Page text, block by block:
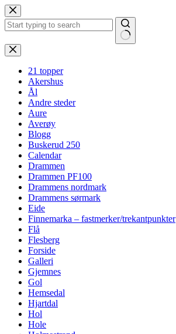
Hopp
til
innholdet
Ingen
resultater
21 topper
Akershus
Ål
Andre steder
Aure
Averøy
Blogg
Buskerud 250
Calendar
Drammen
Drammen PF100
Drammens nordmark
Drammens sørmark
Eide
Finnemarka – fastmerker/trekantpunkter
Flå
Flesberg
Forside
Galleri
Gjemnes
Gol
Hemsedal
Hjartdal
Hol
Hole